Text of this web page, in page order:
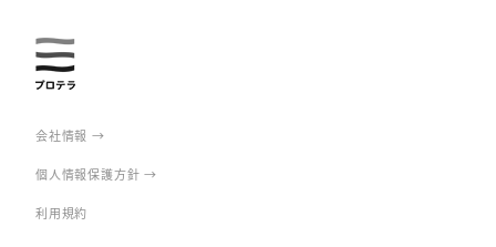
prote
rra
会社情報 →
個人情報保護方針 →
利用規約